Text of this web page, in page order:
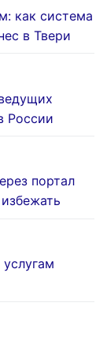
как система
в Твери
России
портал